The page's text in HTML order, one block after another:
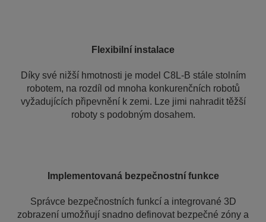
Flexibilní instalace
Díky své nižší hmotnosti je model C8L-B stále stolním
robotem, na rozdíl od mnoha konkurenčních robotů
vyžadujících připevnění k zemi. Lze jimi nahradit těžší
roboty s podobným dosahem.
Implementovaná bezpečnostní funkce
Správce bezpečnostních funkcí a integrované 3D
zobrazení umožňují snadno definovat bezpečné zóny a